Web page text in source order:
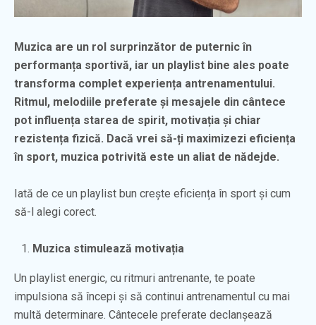
Muzica are un rol surprinzător de puternic în
performanța sportivă, iar un playlist bine ales poate
transforma complet experiența antrenamentului.
Ritmul, melodiile preferate și mesajele din cântece
pot influența starea de spirit, motivația și chiar
rezistența fizică. Dacă vrei să-ți maximizezi eficiența
în sport, muzica potrivită este un aliat de nădejde.
Iată de ce un playlist bun crește eficiența în sport și cum
să-l alegi corect.
Muzica stimulează motivația
Un playlist energic, cu ritmuri antrenante, te poate
impulsiona să începi și să continui antrenamentul cu mai
multă determinare. Cântecele preferate declanșează